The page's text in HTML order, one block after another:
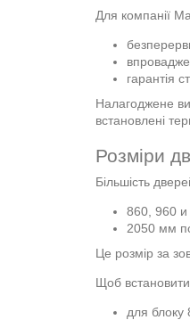
Для компанії
гарантія
Налагоджене
встановлені
Розміри
Більшість
860, 960
2050 мм по
Це розмір за
Щоб
для